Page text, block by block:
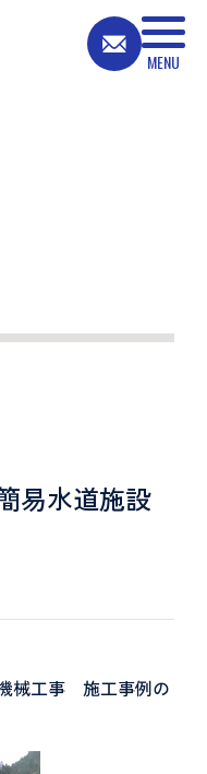
易水道施設
械工事 施工事例の